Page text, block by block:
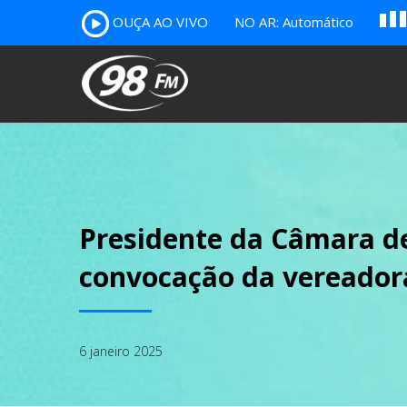
OUÇA AO VIVO NO AR: Automático B c
Presidente da Câmara
convocação da
6 janeiro 2025